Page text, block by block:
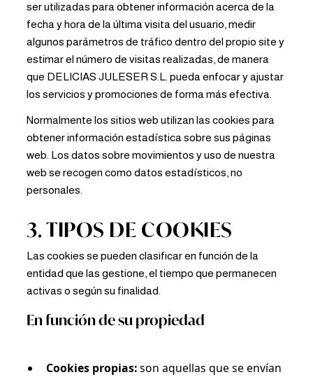
ser utilizadas para obtener información acerca de la
fecha y hora de la última visita del usuario, medir
algunos parámetros de tráfico dentro del propio site y
estimar el número de visitas realizadas, de manera
que DELICIAS JULESER S.L. pueda enfocar y ajustar
los servicios y promociones de forma más efectiva.
Normalmente los sitios web utilizan las cookies para
obtener información estadística sobre sus páginas
web. Los datos sobre movimientos y uso de nuestra
web se recogen como datos estadísticos, no
personales.
3. TIPOS DE COOKIES
Las cookies se pueden clasificar en función de la
entidad que las gestione, el tiempo que permanecen
activas o según su finalidad.
En función de su propiedad
Cookies propias:son aquellas que se envían